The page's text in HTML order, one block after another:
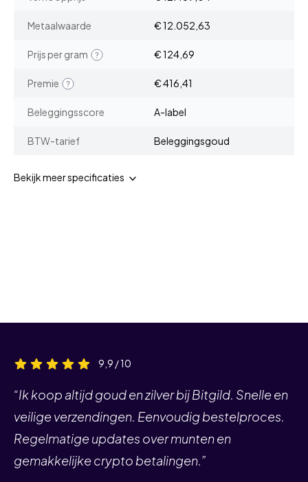
Metaalwaarde € 12.052,63
Prijs per gram € 124,69
Premie € 416,41
Beleggingsscore A-label
BTW-tarief Beleggingsgoud
Bekijk meer specificaties
9,9 / 10
“Ik koop altijd goud en zilver bij Bitgild. Snelle en
veilige verzendingen. Eenvoudig bestelproces.
Regelmatige updates over munten en
gemakkelijke crypto betalingen.”